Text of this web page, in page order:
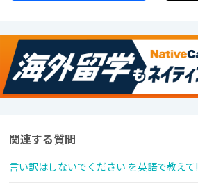
関連する質問
言い訳はしないでください を英語で教えて!